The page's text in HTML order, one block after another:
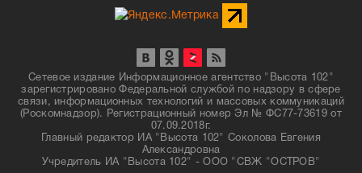
Сетевое издание Информационное агентство "Высота 102"
зарегистрировано Федеральной службой по надзору в сфере
связи, информационных технологий и массовых коммуникаций
(Роскомнадзор). Регистрационный номер Эл № ФС77-73619 от
07.09.2018г.
Главный редактор ИА "Высота 102" Соколова Евгения
Александровна
Учредитель ИА "Высота 102" - ООО "СВЖ "ОСТРОВ"